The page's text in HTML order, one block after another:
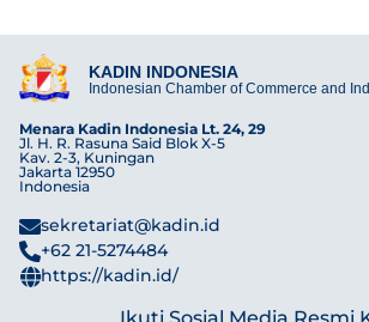
KADIN INDONESIA
Indonesian Chamber of Commerce and
Menara Kadin Indonesia Lt. 24, 29
Jl. H. R. Rasuna Said Blok X-5
Kav. 2-3, Kuningan
Jakarta 12950
Indonesia
sekretariat@kadin.id
+62 21-5274484
https://kadin.id/